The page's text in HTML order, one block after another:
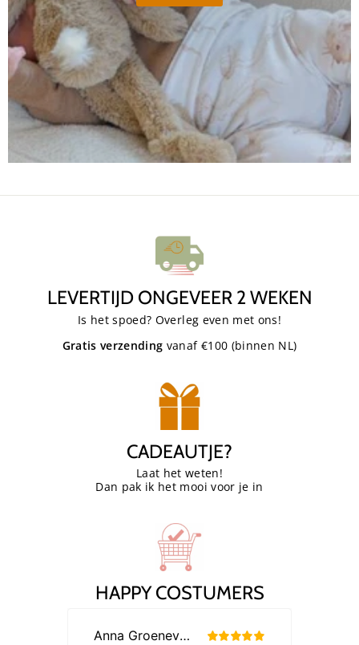
LEVERTIJD ONGEVEER 2 WEKEN
Is het spoed? Overleg even met ons!
Gratis verzending vanaf €100 (binnen NL)
CADEAUTJE?
Laat het weten!
Dan pak ik het mooi voor je in
HAPPY COSTUMERS